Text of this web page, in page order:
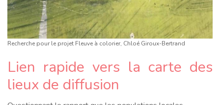
Recherche pour le projet Fleuve à colorier, Chloé Giroux-Bertrand
Lien rapide vers la carte des
lieux de diffusion